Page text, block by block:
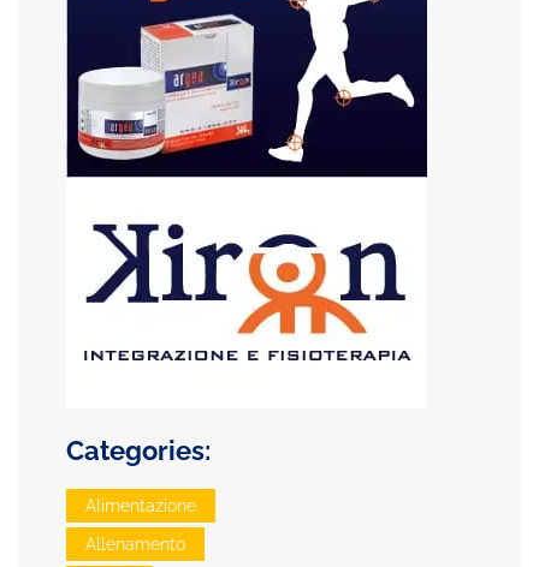
Categories:
Alimentazione
Allenamento